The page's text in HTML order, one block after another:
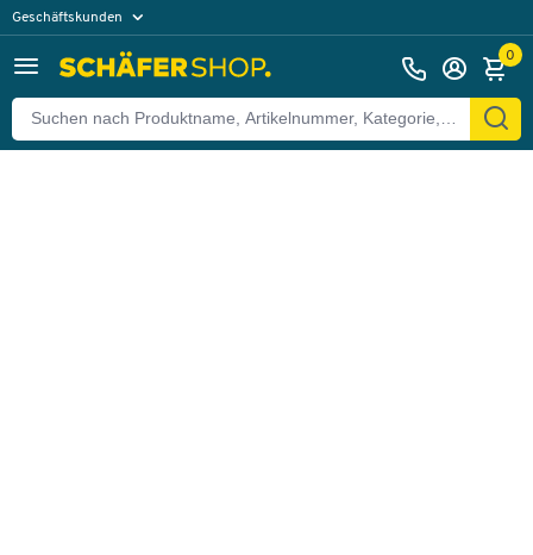
Geschäftskunden
0
Zurück